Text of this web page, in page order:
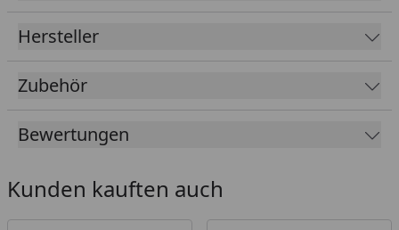
Hersteller
Zubehör
Bewertungen
Kunden kauften auch